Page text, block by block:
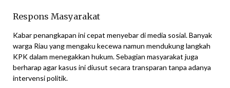
Respons Masyarakat
Kabar penangkapan ini cepat menyebar di media sosial. Banyak
warga Riau yang mengaku kecewa namun mendukung langkah
KPK dalam menegakkan hukum. Sebagian masyarakat juga
berharap agar kasus ini diusut secara transparan tanpa adanya
intervensi politik.